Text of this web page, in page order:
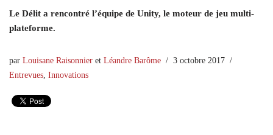
Le Délit a rencontré l’équipe de Unity, le moteur de jeu multi-
plateforme.
par Louisane Raisonnier et Léandre Barôme
3 octobre 2017
Entrevues Innovations